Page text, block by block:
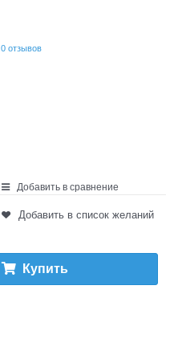
0 отзывов
Добавить в сравнение
Добавить в список желаний
Купить